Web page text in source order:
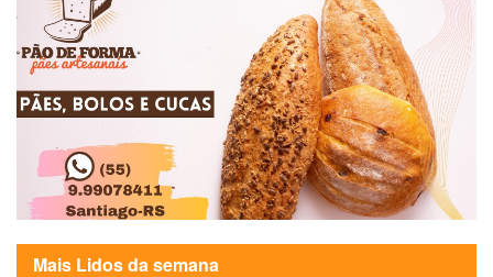
Mais Lidos da semana